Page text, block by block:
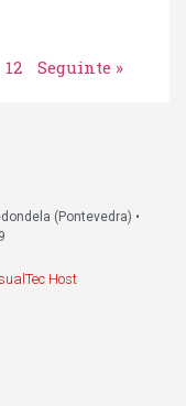
12 Seguinte »
(Pontevedra) •
Host